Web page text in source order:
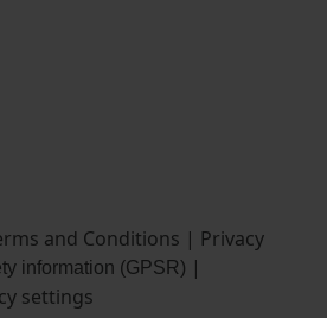
and Conditions | Privacy
information (GPSR) |
settings